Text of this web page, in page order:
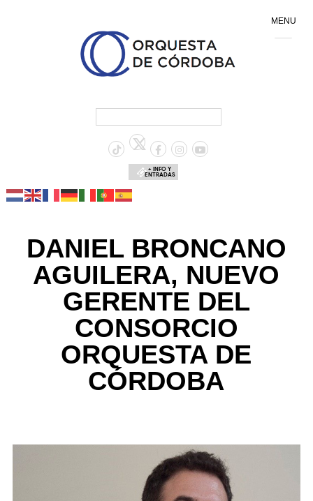
+ INFO Y
ENTRADAS
DANIEL BRONCANO
AGUILERA, NUEVO
GERENTE DEL
CONSORCIO
ORQUESTA DE
CÓRDOBA
MENU